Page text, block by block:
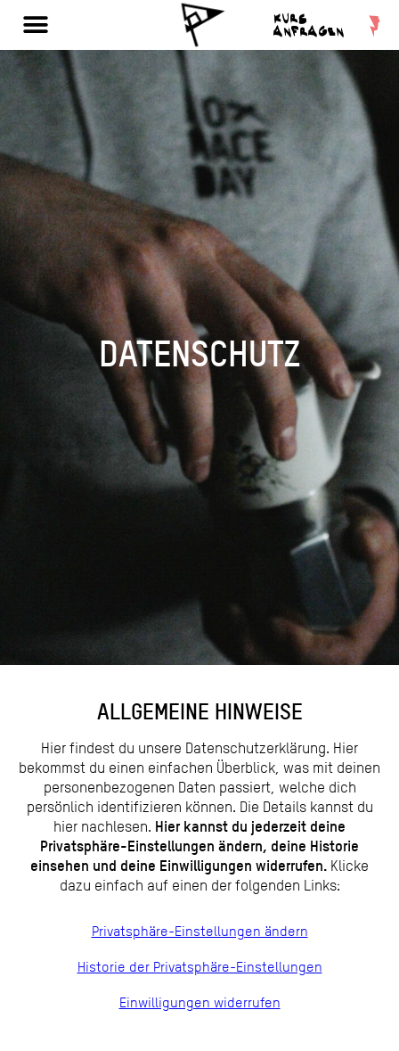
KURS
ANFRAGEN
DATENSCHUTZ
ALLGEMEINE HINWEISE
Hier findest du unsere Datenschutzerklärung. Hier
bekommst du einen einfachen Überblick, was mit deinen
personenbezogenen Daten passiert, welche dich
persönlich identifizieren können. Die Details kannst du
hier nachlesen. Hier kannst du jederzeit deine
Privatsphäre-Einstellungen ändern, deine Historie
einsehen und deine Einwilligungen widerrufen. Klicke
dazu einfach auf einen der folgenden Links:
Privatsphäre-Einstellungen ändern
Historie der Privatsphäre-Einstellungen
Einwilligungen widerrufen